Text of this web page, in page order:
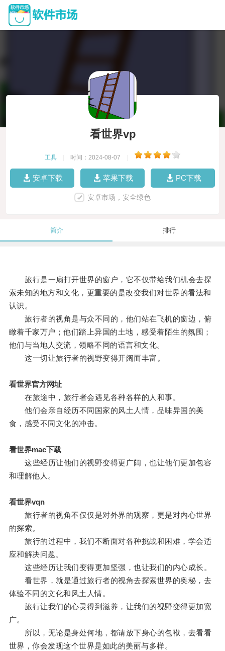
看世界vp
工具 时间：2024-08-07
安卓下载 苹果下载 PC下载
安卓市场，安全绿色
简介 排行
旅行是一扇打开世界的窗户，它不仅带给我们机会去探
索未知的地方和文化，更重要的是改变我们对世界的看法和
认识。
旅行者的视角是与众不同的，他们站在飞机的窗边，俯
瞰着千家万户；他们踏上异国的土地，感受着陌生的氛围；
他们与当地人交流，领略不同的语言和文化。
这一切让旅行者的视野变得开阔而丰富。
看世界官方网址
在旅途中，旅行者会遇见各种各样的人和事。
他们会亲自经历不同国家的风土人情，品味异国的美
食，感受不同文化的冲击。
看世界mac下载
这些经历让他们的视野变得更广阔，也让他们更加包容
和理解他人。
看世界vqn
旅行者的视角不仅仅是对外界的观察，更是对内心世界
的探索。
旅行的过程中，我们不断面对各种挑战和困难，学会适
应和解决问题。
这些经历让我们变得更加坚强，也让我们的内心成长。
看世界，就是通过旅行者的视角去探索世界的奥秘，去
体验不同的文化和风土人情。
旅行让我们的心灵得到滋养，让我们的视野变得更加宽
广。
所以，无论是身处何地，都请放下身心的包袱，去看看
世界，你会发现这个世界是如此的美丽与多样。